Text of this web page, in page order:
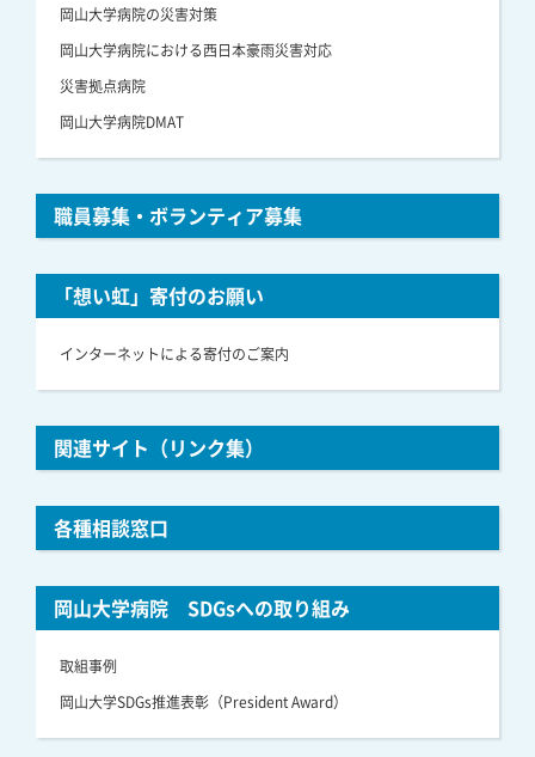
岡山大学病院の災害対策
岡山大学病院における西日本豪雨災害対応
災害拠点病院
岡山大学病院DMAT
職員募集・ボランティア募集
「想い虹」寄付のお願い
インターネットによる寄付のご案内
関連サイト（リンク集）
各種相談窓口
岡山大学病院 SDGsへの取り組み
取組事例
岡山大学SDGs推進表彰（President Award）